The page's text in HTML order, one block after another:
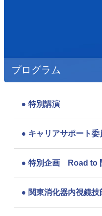
プログラム
● 特別講演
● キャリアサポート委
● 特別企画 Road to
● 関東消化器内視鏡